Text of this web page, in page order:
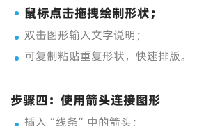
鼠标点击拖拽绘制形状；
双击图形输入文字说明；
可复制粘贴重复形状，快速排版。
步骤四：使用箭头连接图形
插入“线条”中的箭头；